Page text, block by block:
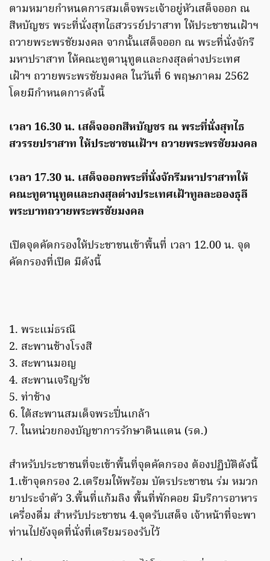
ตามหมายกำหนดการสมเด็จพระเจ้าอยู่หัวเสด็จออก ณ
สีหบัญชร พระที่นั่งสุทไธสวรรย์ปราสาท ให้ประชาชนเฝ้าฯ
ถวายพระพรชัยมงคล จากนั้นเสด็จออก ณ พระที่นั่งจักรี
มหาปราสาท ให้คณะทูตานุทูตและกงสุลต่างประเทศ
เฝ้าฯ ถวายพระพรชัยมงคล ในวันที่ 6 พฤษภาคม 2562
โดยมีกำหนดการดังนี้
เวลา 16.30 น. เสด็จออกสีหบัญชร ณ พระที่นั่งสุทไธ
สวรรยปราสาท ให้ประชาชนเฝ้าฯ ถวายพระพรชัยมงคล
เวลา 17.30 น. เสด็จออกพระที่นั่งจักรีมหาปราสาทให้
คณะทูตานุทูตและกงสุลต่างประเทศเฝ้าทูลละอองธุลี
พระบาทถวายพระพรชัยมงคล
เปิดจุดคัดกรองให้ประชาชนเข้าพื้นที่ เวลา 12.00 น. จุด
คัดกรองที่เปิด มีดังนี้
1. พระแม่ธรณี
2. สะพานช้างโรงสี
3. สะพานมอญ
4. สะพานเจริญรัช
5. ท่าช้าง
6. ใต้สะพานสมเด็จพระปิ่นเกล้า
7. ในหน่วยกองบัญชาการรักษาดินแดน (รด.)
สำหรับประชาชนที่จะเข้าพื้นที่จุดคัดกรอง ต้องปฏิบัติดังนี้
1.เข้าจุดกรอง 2.เตรียมให้พร้อม บัตรประชาชน ร่ม หมวก
ยาประจำตัว 3.พื้นที่แก้มลิง พื้นที่พักคอย มีบริการอาหาร
เครื่องดื่ม สำหรับประชาชน 4.จุดรับเสด็จ เจ้าหน้าที่จะพา
ท่านไปยังจุดที่นั่งที่เตรียมรองรับไว้